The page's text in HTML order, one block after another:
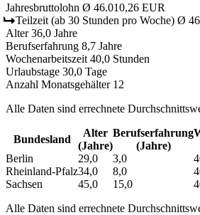
Jahresbruttolohn Ø 46.010,26 EUR
Teilzeit (ab 30 Stunden pro Woche) Ø
Alter 36,0 Jahre
Berufserfahrung 8,7 Jahre
Wochenarbeitszeit 40,0 Stunden
Urlaubstage 30,0 Tage
Anzahl Monatsgehälter 12
Alle Daten sind errechnete
Bundesland
Alter
(Jahre)
Berufs­erfahrung
(Jahre)
Berlin
29,0 3,0
Rheinland-Pfalz34,0 8,0
Sachsen
45,0 15,0
Alle Daten sind errechnete